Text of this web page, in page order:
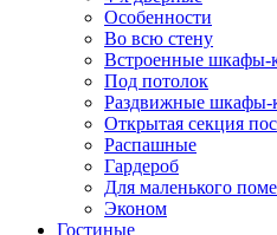
Особенности
Во всю стену
Встроенные шкафы-
Под потолок
Раздвижные шкафы-
Открытая секция
Распашные
Гардероб
Для маленького
Эконом
Гостиные